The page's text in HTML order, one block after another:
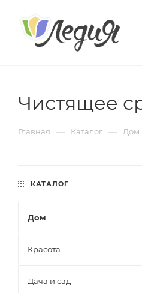
Чистящее
Главная — Каталог — Дом
КАТАЛОГ
Дом
Красота
Дача и сад